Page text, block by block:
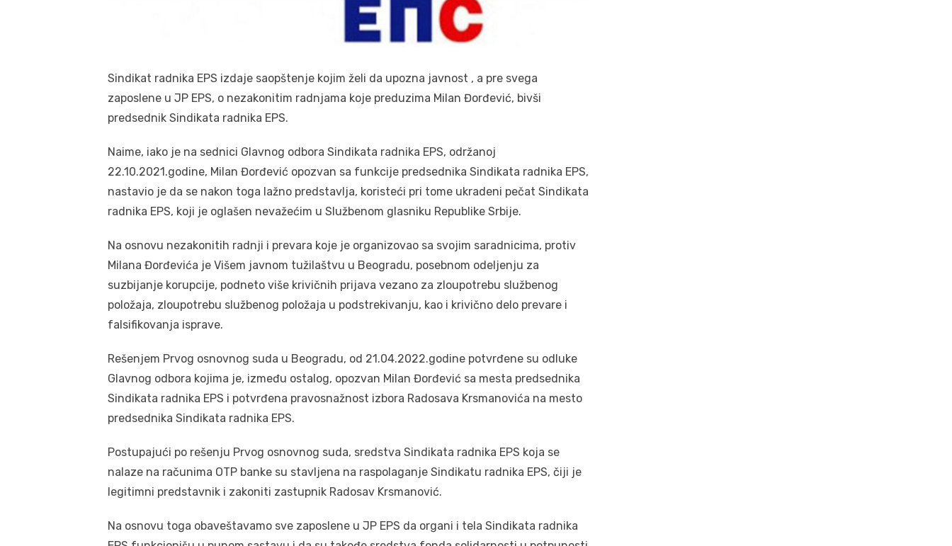
Sindikat radnika EPS izdaje saopštenje kojim želi da upozna javnost , a pre svega
zaposlene u JP EPS, o nezakonitim radnjama koje preduzima Milan Đorđević, bivši
predsednik Sindikata radnika EPS.
Naime, iako je na sednici Glavnog odbora Sindikata radnika EPS, održanoj
22.10.2021.godine, Milan Đorđević opozvan sa funkcije predsednika Sindikata radnika EPS,
nastavio je da se nakon toga lažno predstavlja, koristeći pri tome ukradeni pečat Sindikata
radnika EPS, koji je oglašen nevažećim u Službenom glasniku Republike Srbije.
Na osnovu nezakonitih radnji i prevara koje je organizovao sa svojim saradnicima, protiv
Milana Đorđevića je Višem javnom tužilaštvu u Beogradu, posebnom odeljenju za
suzbijanje korupcije, podneto više krivičnih prijava vezano za zloupotrebu službenog
položaja, zloupotrebu službenog položaja u podstrekivanju, kao i krivično delo prevare i
falsifikovanja isprave.
Rešenjem Prvog osnovnog suda u Beogradu, od 21.04.2022.godine potvrđene su odluke
Glavnog odbora kojima je, između ostalog, opozvan Milan Đorđević sa mesta predsednika
Sindikata radnika EPS i potvrđena pravosnažnost izbora Radosava Krsmanovića na mesto
predsednika Sindikata radnika EPS.
Postupajući po rešenju Prvog osnovnog suda, sredstva Sindikata radnika EPS koja se
nalaze na računima OTP banke su stavljena na raspolaganje Sindikatu radnika EPS, čiji je
legitimni predstavnik i zakoniti zastupnik Radosav Krsmanović.
Na osnovu toga obaveštavamo sve zaposlene u JP EPS da organi i tela Sindikata radnika